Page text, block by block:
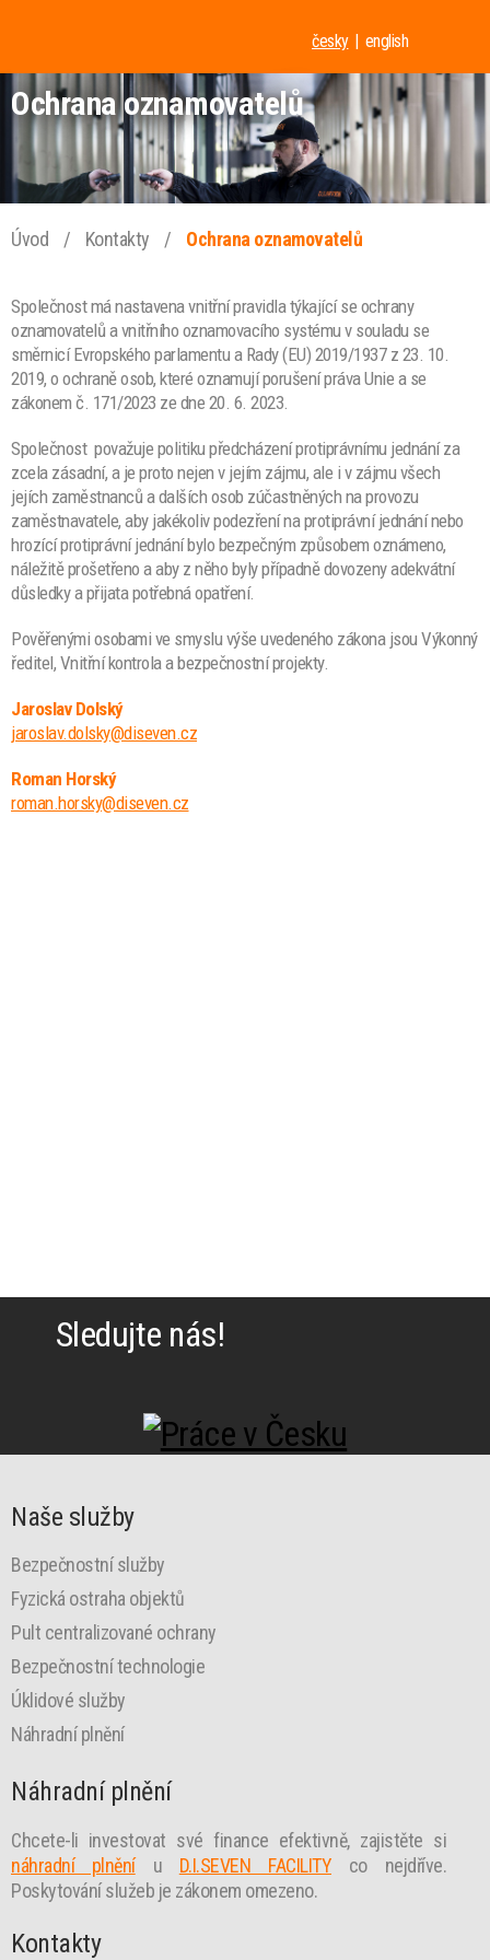
česky english
Ochrana oznamovatelů
Úvod / Kontakty / Ochrana oznamovatelů
Společnost má nastavena vnitřní pravidla týkající se ochrany
oznamovatelů a vnitřního oznamovacího systému v souladu se
směrnicí Evropského parlamentu a Rady (EU) 2019/1937 z 23. 10.
2019, o ochraně osob, které oznamují porušení práva Unie a se
zákonem č. 171/2023 ze dne 20. 6. 2023.
Společnost považuje politiku předcházení protiprávnímu jednání za
zcela zásadní, a je proto nejen v jejím zájmu, ale i v zájmu všech
jejích zaměstnanců a dalších osob zúčastněných na provozu
zaměstnavatele, aby jakékoliv podezření na protiprávní jednání nebo
hrozící protiprávní jednání bylo bezpečným způsobem oznámeno,
náležitě prošetřeno a aby z něho byly případně dovozeny adekvátní
důsledky a přijata potřebná opatření.
Pověřenými osobami ve smyslu výše uvedeného zákona jsou Výkonný
ředitel, Vnitřní kontrola a bezpečnostní projekty.
Jaroslav Dolský
jaroslav.dolsky@diseven.cz
Roman Horský
roman.horsky@diseven.cz
Sledujte nás!
Naše služby
Bezpečnostní služby
Fyzická ostraha objektů
Pult centralizované ochrany
Bezpečnostní technologie
Úklidové služby
Náhradní plnění
Náhradní plnění
Chcete-li investovat své finance efektivně, zajistěte si
náhradní plněníu D.I.SEVEN FACILITY co nejdříve.
Poskytování služeb je zákonem omezeno.
Kontakty